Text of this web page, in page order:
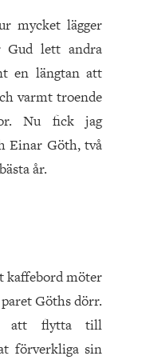
mycket lägger
lett andra
en längtan att
varmt troende
Nu fick jag
Einar Göth, två
år.
kaffebord möter
Göths dörr.
att flytta till
förverkliga sin